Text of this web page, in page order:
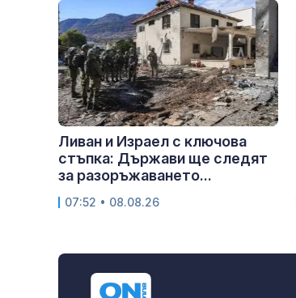
Ливан и Израел с ключова
стъпка: Държави ще следят
за разоръжаването...
07:52 • 08.08.26